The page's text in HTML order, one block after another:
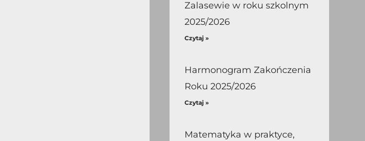
Zalasewie w roku szkolnym
2025/2026
Czytaj »
Harmonogram Zakończenia
Roku 2025/2026
Czytaj »
Matematyka w praktyce,